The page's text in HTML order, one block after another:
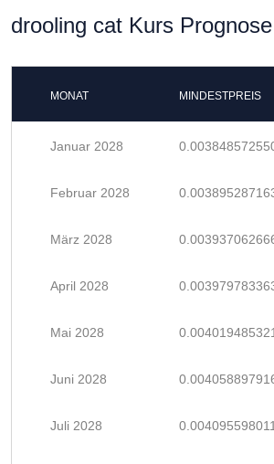
drooling cat Kurs
MONAT MINDESTPREIS
Januar 2028
Februar 2028
März 2028
April 2028
Mai 2028
Juni 2028
Juli 2028